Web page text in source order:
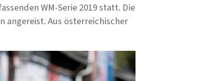
WM-Serie 2019 statt. Die
angereist. Aus österreichischer